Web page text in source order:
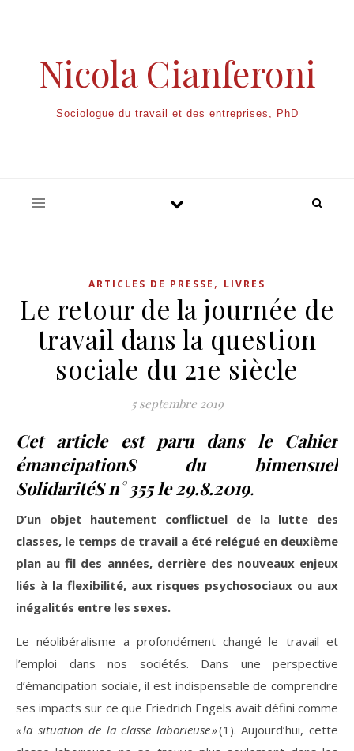
Nicola Cianferoni
Sociologue du travail et des entreprises, PhD
ARTICLES DE PRESSE , LIVRES
Le retour de la journée de
travail dans la question
sociale du 21e siècle
5 septembre 2019
Cet article est paru dans le Cahier
émancipationS du bimensuel
SolidaritéS n° 355 le 29.8.2019.
D’un objet hautement conflictuel de la lutte des
classes, le temps de travail a été relégué en deuxième
plan au fil des années, derrière des nouveaux enjeux
liés à la flexibilité, aux risques psychosociaux ou aux
inégalités entre les sexes.
Le néolibéralisme a profondément changé le travail et
l’emploi dans nos sociétés. Dans une perspective
d’émancipation sociale, il est indispensable de comprendre
ses impacts sur ce que Friedrich Engels avait défini comme
« la situation de la classe laborieuse »(1). Aujourd’hui, cette